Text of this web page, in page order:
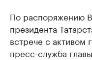
По распоряжению
президента
встрече с
пресс-служба